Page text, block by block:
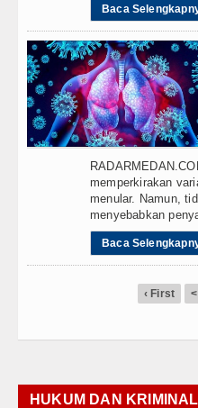
Baca
memperkirakan
menular. Namun,
menyebabkan
Baca
‹ First <
HUKUM DAN KRIMINAL